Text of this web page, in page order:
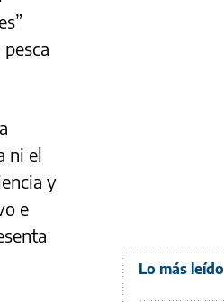
ni el
y
e
Lo más leído